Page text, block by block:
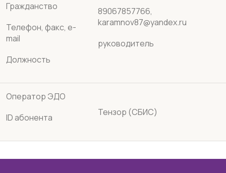
Гражданство
Телефон, факс, e-
mail
Должность
89067857766,
karamnov87@yandex.ru
руководитель
Оператор ЭДО
ID абонента
Тензор (СБИС)